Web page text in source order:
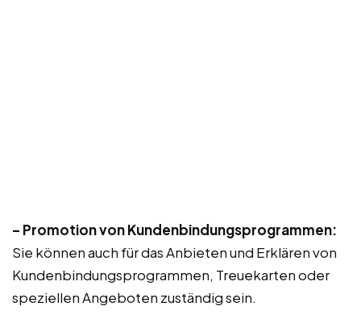
– Promotion von Kundenbindungsprogrammen:
Sie können auch für das Anbieten und Erklären von
Kundenbindungsprogrammen, Treuekarten oder
speziellen Angeboten zuständig sein.